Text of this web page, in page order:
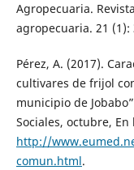
Agropecuaria.
agropecuaria. 21 (1):
Pérez, A. (2017).
cultivares de frijol
municipio de
Sociales, octubre, En
http://
comun.html.